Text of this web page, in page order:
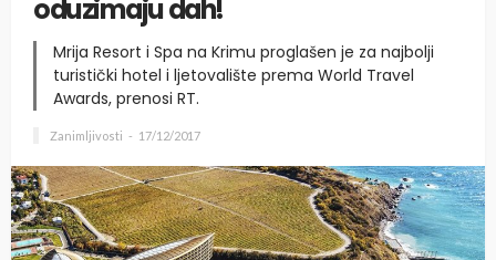
oduzimaju dah!
Mrija Resort i Spa na Krimu proglašen je za najbolji
turistički hotel i ljetovalište prema World Travel
Awards, prenosi RT.
Zanimljivosti 17/12/2017